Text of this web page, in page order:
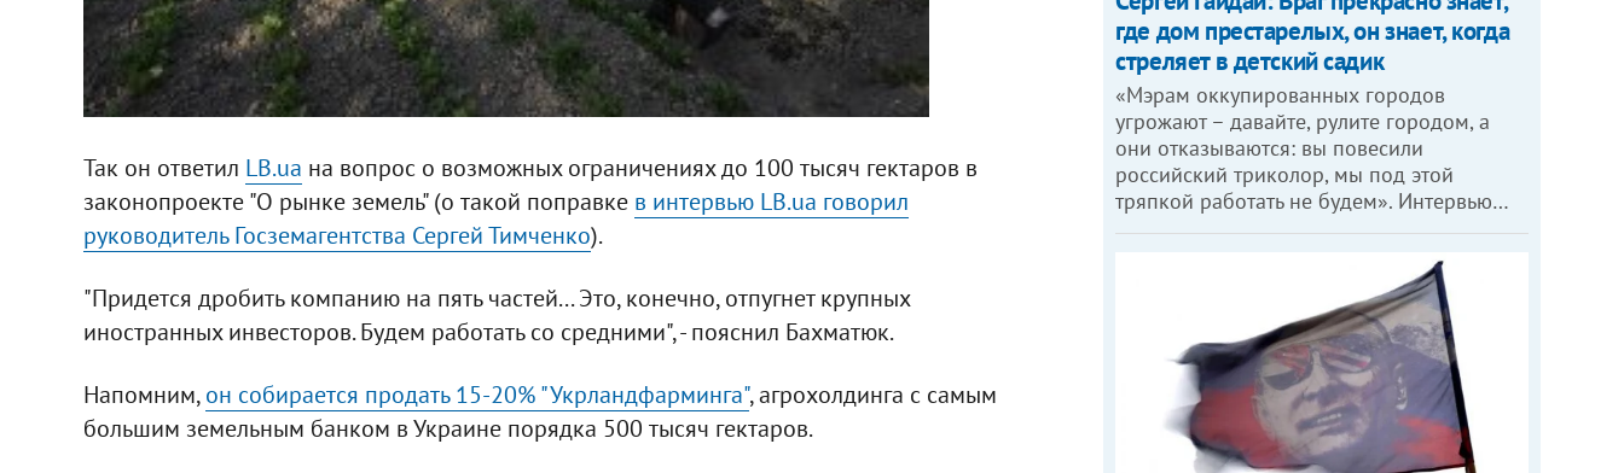
Так он ответил LB.ua на вопрос о возможных ограничениях до 100 тысяч гектаров в
законопроекте "О рынке земель" (о такой поправке в интервью LB.ua говорил
руководитель Госземагентства Сергей Тимченко).
"Придется дробить компанию на пять частей... Это, конечно, отпугнет крупных
иностранных инвесторов. Будем работать со средними", - пояснил Бахматюк.
Напомним,он собирается продать 15-20% "Укрландфарминга", агрохолдинга с самым
большим земельным банком в Украине порядка 500 тысяч гектаров.
где дом престарелых, он знает, когда
стреляет в детский садик
«Мэрам оккупированных городов
угрожают – давайте, рулите городом, а
они отказываются: вы повесили
российский триколор, мы под этой
тряпкой работать не будем». Интервью…